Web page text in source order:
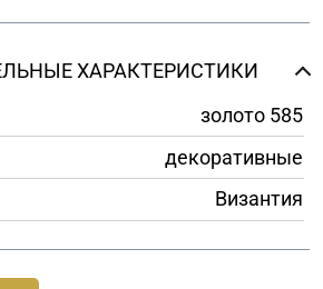
ХАРАКТЕРИСТИКИ
золото 585
декоративные
Византия